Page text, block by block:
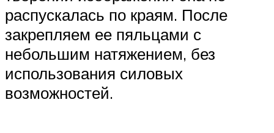
распускалась по краям. После
закрепляем ее пяльцами с
небольшим натяжением, без
использования силовых
возможностей.